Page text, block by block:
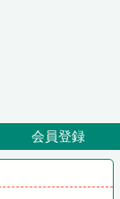
会員登録